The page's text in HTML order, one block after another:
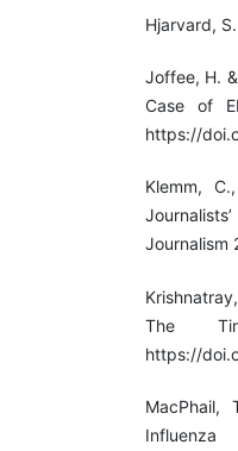
Hjarvard,
Joffee, H.
Case of
https://
Klemm,
Journalism
The
https://
MacPhail,